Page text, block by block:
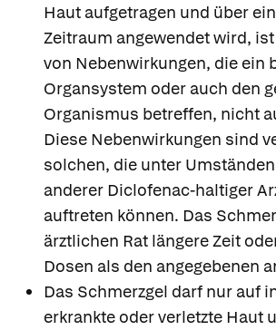
Haut aufgetragen und über
Zeitraum angewendet wird,
von Nebenwirkungen, die ein
Organsystem oder auch den
Organismus betreffen, nicht
Diese Nebenwirkungen sind
solchen, die unter
anderer Diclofenac-haltiger
auftreten können. Das
ärztlichen Rat längere Zeit
Dosen als den angegebenen
Das Schmerzgel darf nur auf
erkrankte oder verletzte Haut